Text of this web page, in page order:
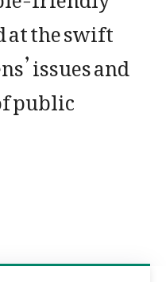
at the swift
issues and
public